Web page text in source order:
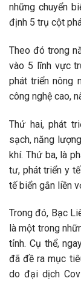
những chuyển
định 5 trụ cột
Theo đó trong
vào 5 lĩnh vực
phát triển nông
công nghệ cao,
Thứ hai, phát
sạch, năng
khí. Thứ ba, là
tư, phát triển y
tế biển gắn liền
Trong đó, Bạc
là một trong
tỉnh. Cụ thể,
đã đề ra mục
do đại dịch